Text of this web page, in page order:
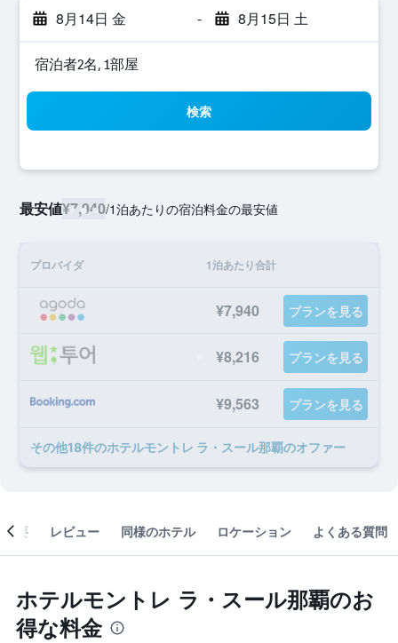
8月14日 金 - 8月15日 土
宿泊者2名, 1​部屋
検索
最安値¥7,940/1泊あたりの宿泊料金の最安値
プロバイダ 1泊あたり合計
¥7,940 プランを見る
¥8,216 プランを見る
¥9,563 プランを見る
​その他18​件のホテルモントレ ラ・スール那覇のオファー
概要 レビュー 同様のホテル ロケーション よくある質問
ホテルモントレ ラ・スール那覇のお
得な料金